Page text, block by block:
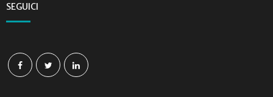
SEGUICI